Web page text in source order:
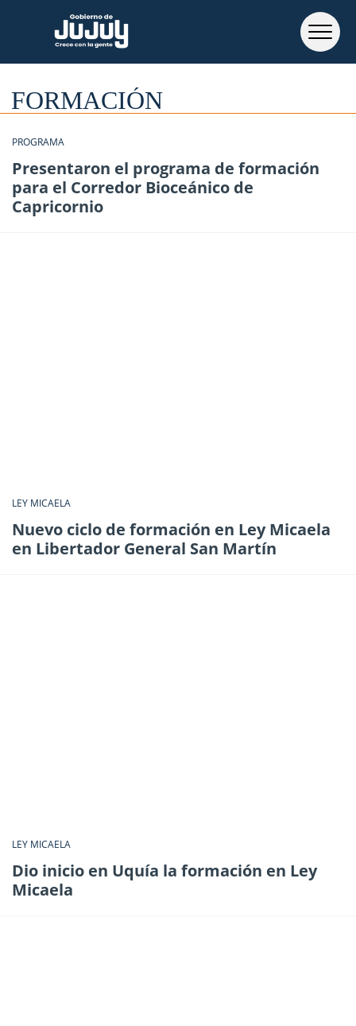
FORMACIÓN
PROGRAMA
Presentaron el programa de formación
para el Corredor Bioceánico de
Capricornio
LEY MICAELA
Nuevo ciclo de formación en Ley Micaela
en Libertador General San Martín
LEY MICAELA
Dio inicio en Uquía la formación en Ley
Micaela